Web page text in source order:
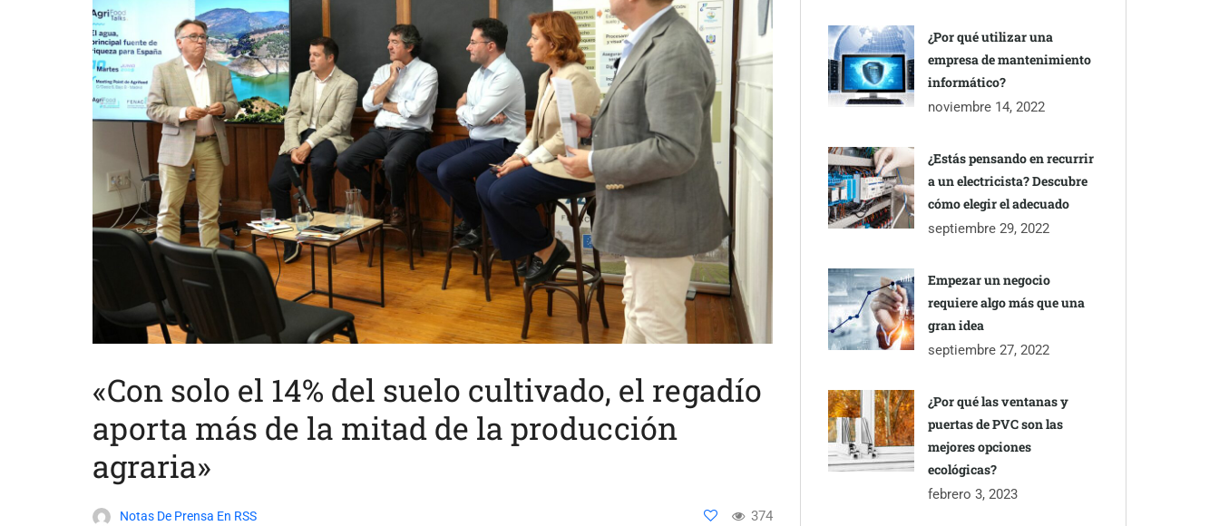
«Con solo el 14% del suelo cultivado, el regadío
aporta más de la mitad de la producción
agraria»
Notas De Prensa En RSS 374
¿Por qué utilizar una
empresa de mantenimiento
informático?
noviembre 14, 2022
¿Estás pensando en recurrir
a un electricista? Descubre
cómo elegir el adecuado
septiembre 29, 2022
Empezar un negocio
requiere algo más que una
gran idea
septiembre 27, 2022
¿Por qué las ventanas y
puertas de PVC son las
mejores opciones
ecológicas?
febrero 3, 2023